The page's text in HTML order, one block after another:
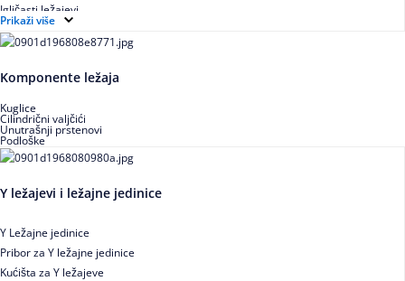
Igličasti ležajevi
Igličasti aksijalni ležajevi
Buričasti ležajevi
Buričasti zaptiveni ležajevi
Buričasti aksijalni ležajevi
Prikaži više
Komponente ležaja
Kuglice
Cilindrični valjčići
Unutrašnji prstenovi
Podloške
Y ležajevi i ležajne jedinice
Y Ležajne jedinice
Pribor za Y ležajne jedinice
Kućišta za Y ležajeve